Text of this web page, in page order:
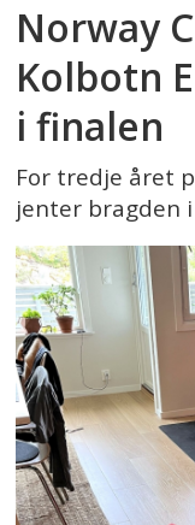
Norway
Kolbotn
i finalen
For tredje året
jenter bragden